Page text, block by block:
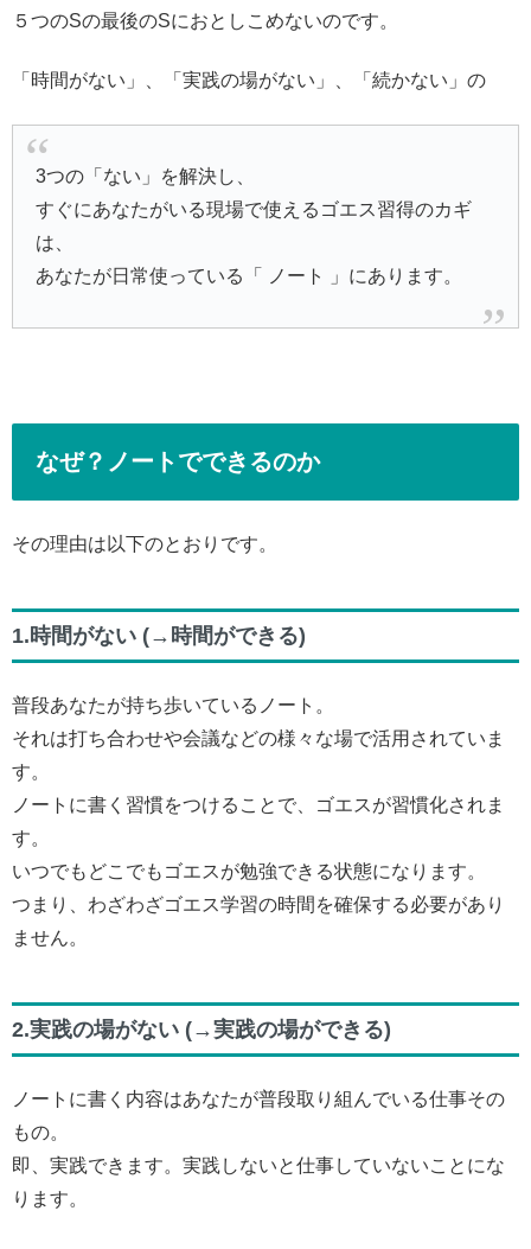
５つのSの最後のSにおとしこめないのです。
「時間がない」、「実践の場がない」、「続かない」の
3つの「ない」を解決し、
すぐにあなたがいる現場で使えるゴエス習得のカギ
は、
あなたが日常使っている「 ノート 」にあります。
なぜ？ノートでできるのか
その理由は以下のとおりです。
1.時間がない (→時間ができる)
普段あなたが持ち歩いているノート。
それは打ち合わせや会議などの様々な場で活用されていま
す。
ノートに書く習慣をつけることで、ゴエスが習慣化されま
す。
いつでもどこでもゴエスが勉強できる状態になります。
つまり、わざわざゴエス学習の時間を確保する必要があり
ません。
2.実践の場がない (→実践の場ができる)
ノートに書く内容はあなたが普段取り組んでいる仕事その
もの。
即、実践できます。実践しないと仕事していないことにな
ります。